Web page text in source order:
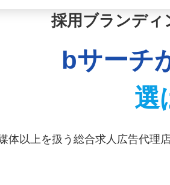
採用ブランディ
bサーチ
選
体以上を扱う総合求人広告代理